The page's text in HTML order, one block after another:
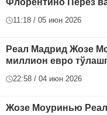
Флорентино Перез
11:18 / 05 июн 2026
Реал Мадрид Жозе
миллион евро
22:58 / 04 июн 2026
Жозе Моуринью